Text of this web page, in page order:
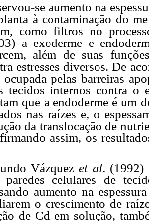
se aumento na
à contaminação do
como filtros no
a exoderme e
além de suas
estresses diversos. De
ocupada pelas barreiras
tecidos internos contra o
que a endoderme é um
nas raízes e, o
da translocação de
assim, os
Vázquezet al. (1992)
paredes celulares de
aumento na
o crescimento de
de Cd em solução,